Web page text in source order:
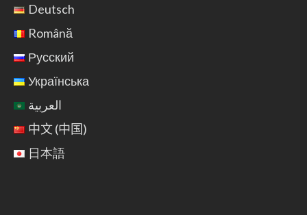
Deutsch
Română
Русский
Українська
العربية
中文 (中国)
日本語